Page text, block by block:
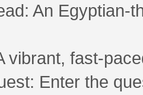
An Egyptian-
vibrant, fast-
Enter the